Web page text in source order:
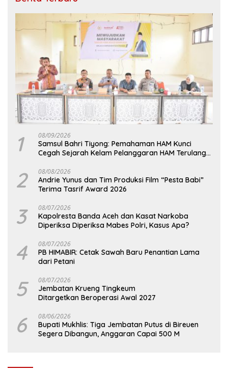
1 08/09/2026
Samsul Bahri Tiyong: Pemahaman HAM Kunci
Cegah Sejarah Kelam Pelanggaran HAM Terulang
2 08/08/2026
Andrie Yunus dan Tim Produksi Film “Pesta Babi”
Terima Tasrif Award 2026
3 08/07/2026
Kapolresta Banda Aceh dan Kasat Narkoba
Diperiksa Diperiksa Mabes Polri, Kasus Apa?
4 08/07/2026
PB HIMABIR: Cetak Sawah Baru Penantian Lama
dari Petani
5 08/07/2026
Jembatan Krueng Tingkeum
Ditargetkan Beroperasi Awal 2027
6 08/06/2026
Bupati Mukhlis: Tiga Jembatan Putus di Bireuen
Segera Dibangun, Anggaran Capai 500 M